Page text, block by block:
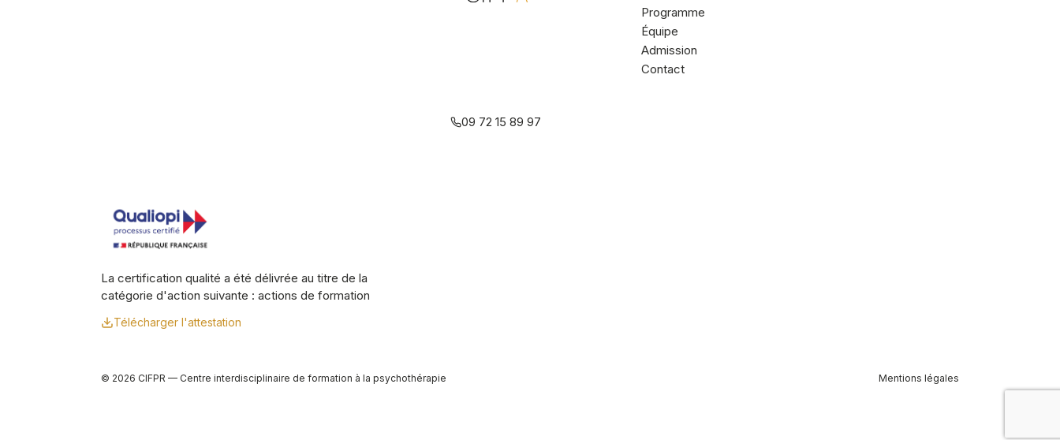
09 72 15 89 97
Programme
Équipe
Admission
Contact
La certification qualité a été délivrée au titre de la
catégorie d'action suivante : actions de formation
Télécharger l'attestation
© 2026 CIFPR — Centre interdisciplinaire de formation à la psychothérapie Mentions légales